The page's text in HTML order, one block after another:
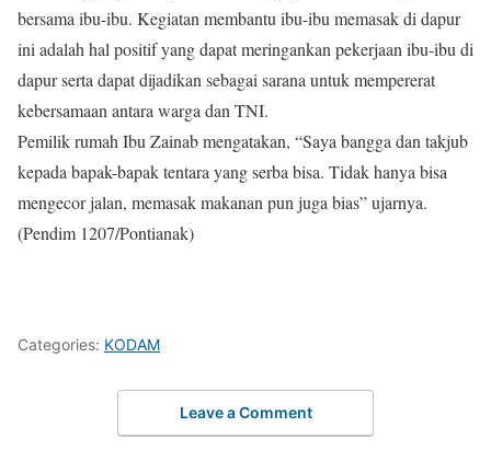
bersama ibu-ibu. Kegiatan membantu ibu-ibu memasak di dapur
ini adalah hal positif yang dapat meringankan pekerjaan ibu-ibu di
dapur serta dapat dijadikan sebagai sarana untuk mempererat
kebersamaan antara warga dan TNI.
Pemilik rumah Ibu Zainab mengatakan, “Saya bangga dan takjub
kepada bapak-bapak tentara yang serba bisa. Tidak hanya bisa
mengecor jalan, memasak makanan pun juga bias” ujarnya.
(Pendim 1207/Pontianak)
Categories: KODAM
Leave a Comment